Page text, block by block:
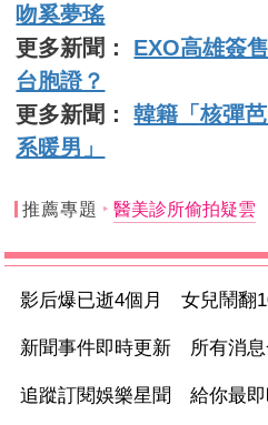
吻奚夢瑤
更多新聞： EXO高雄簽
台胞證？
更多新聞：韓籍「核彈
系暖男」
推薦專題 醫美診所偷拍疑雲
影后爆已逝4個月 女兒鬧翻
新聞事件即時更新 所有消息
追蹤訂閱娛樂星聞 給你最即